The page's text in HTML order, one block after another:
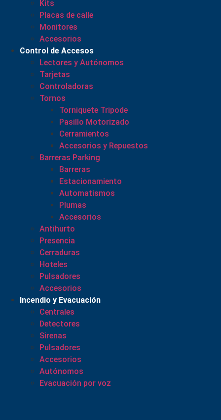
Kits
Placas de calle
Monitores
Accesorios
Control de Accesos
Lectores y Autónomos
Tarjetas
Controladoras
Tornos
Torniquete Tripode
Pasillo Motorizado
Cerramientos
Accesorios y Repuestos
Barreras Parking
Barreras
Estacionamiento
Automatismos
Plumas
Accesorios
Antihurto
Presencia
Cerraduras
Hoteles
Pulsadores
Accesorios
Incendio y Evacuación
Centrales
Detectores
Sirenas
Pulsadores
Accesorios
Autónomos
Evacuación por voz